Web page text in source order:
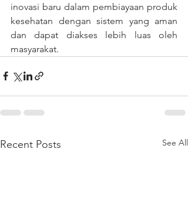
inovasi baru dalam pembiayaan produk
kesehatan dengan sistem yang aman
dan dapat diakses lebih luas oleh
masyarakat.
Recent Posts See All